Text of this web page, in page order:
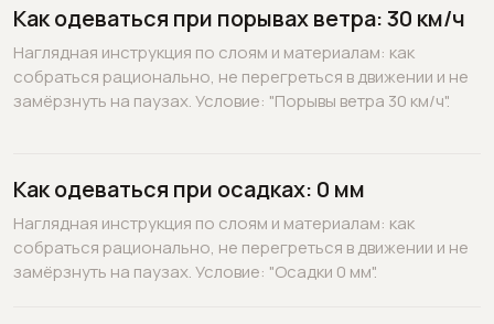
Как одеваться при порывах ветра: 30 км/ч
Наглядная инструкция по слоям и материалам: как
собраться рационально, не перегреться в движении и не
замёрзнуть на паузах. Условие: "Порывы ветра 30 км/ч".
Как одеваться при осадках: 0 мм
Наглядная инструкция по слоям и материалам: как
собраться рационально, не перегреться в движении и не
замёрзнуть на паузах. Условие: "Осадки 0 мм".